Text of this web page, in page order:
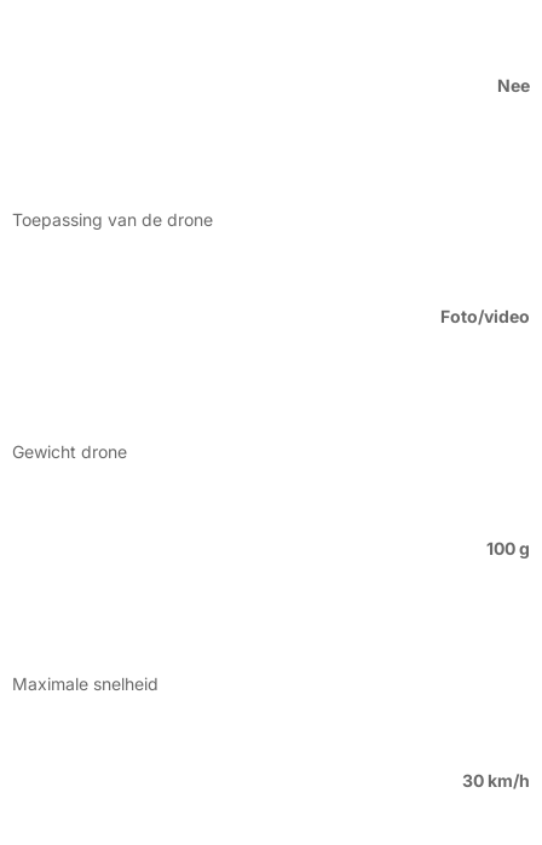
Nee
Toepassing van de drone
Foto/video
Gewicht drone
100 g
Maximale snelheid
30 km/h